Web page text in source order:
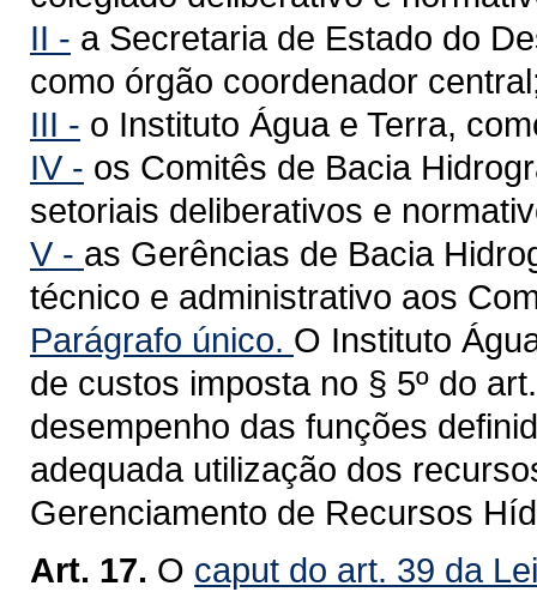
II - a Secretaria de Estado do
como órgão coordenador
III - o Instituto Água e Terra,
IV - os Comitês de Bacia
setoriais deliberativos e
V - as Gerências de Bacia
técnico e administrativo aos
Parágrafo único. O Instituto
de custos imposta no § 5º do
desempenho das funções
adequada utilização dos
Gerenciamento de Recursos
Art. 17. O caput do art. 39 da